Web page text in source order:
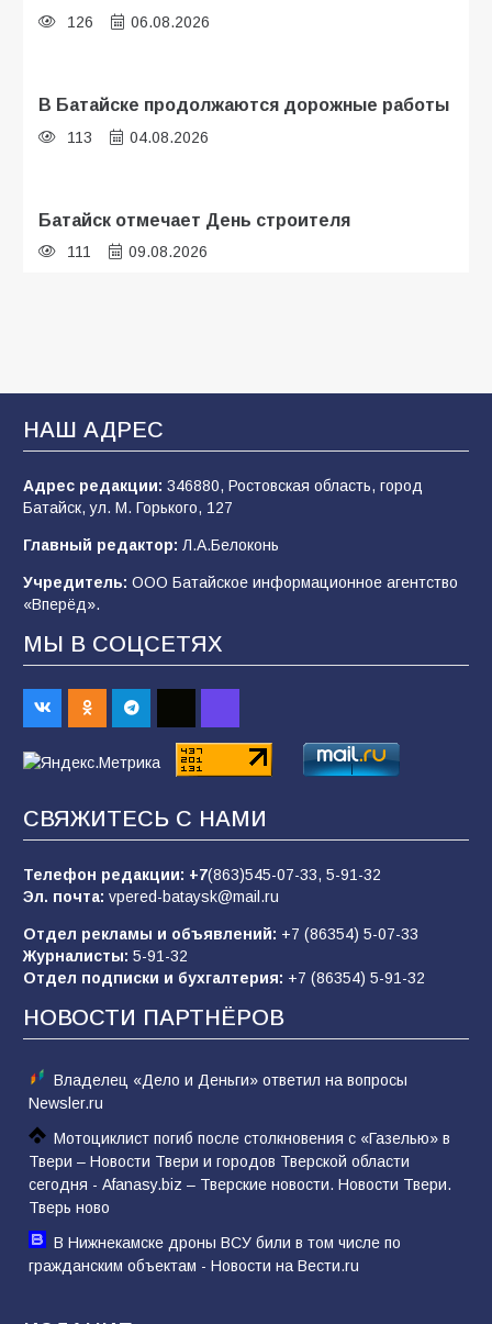
126 06.08.2026
В Батайске продолжаются дорожные работы
113 04.08.2026
Батайск отмечает День строителя
111 09.08.2026
Батайским спортсменам вручили награды
«Слухи — не указ»: почему разговоры о
07.08.2026
Командовал боем до последнего: герой
Евгений Остапенко
В библиотеке имени М.Ю. Лермонтова
состоялось литературно-творческое
сказку, рисуем в красках»
65 07.08.2026
НАШ АДРЕС
Адрес редакции: 346880, Ростовская область, город
Батайск, ул. М. Горького, 127
Главный редактор: Л.А.Белоконь
Учредитель: ООО Батайское информационное агентство
«Вперёд».
МЫ В СОЦСЕТЯХ
СВЯЖИТЕСЬ С НАМИ
Телефон редакции: +7(863)545-07-33, 5-91-32
Эл. почта: vpered-bataysk@mail.ru
Отдел рекламы и объявлений: +7 (86354) 5-07-33
Журналисты: 5-91-32
Отдел подписки и бухгалтерия: +7 (86354) 5-91-32
НОВОСТИ ПАРТНЁРОВ
Владелец «Дело и Деньги» ответил на вопросы
Newsler.ru
Мотоциклист погиб после столкновения с «Газелью» в
Твери – Новости Твери и городов Тверской области
сегодня - Afanasy.biz – Тверские новости. Новости Твери.
Тверь ново
В Нижнекамске дроны ВСУ били в том числе по
гражданским объектам - Новости на Вести.ru